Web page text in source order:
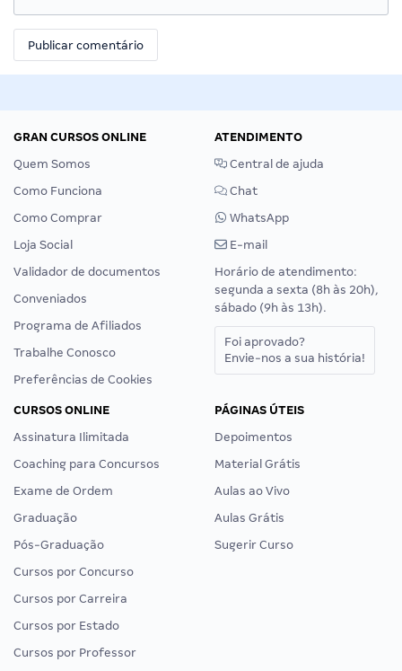
GRAN CURSOS ONLINE
Quem Somos
Como Funciona
Como Comprar
Loja Social
Validador de documentos
Conveniados
Programa de Afiliados
Trabalhe Conosco
Preferências de Cookies
ATENDIMENTO
Central de ajuda
Chat
WhatsApp
E-mail
Horário de atendimento:
segunda a sexta (8h às 20h),
sábado (9h às 13h).
Foi aprovado?
Envie-nos a sua história!
CURSOS ONLINE
Assinatura Ilimitada
Coaching para Concursos
Exame de Ordem
Graduação
Pós-Graduação
Cursos por Concurso
Cursos por Carreira
Cursos por Estado
Cursos por Professor
PÁGINAS ÚTEIS
Depoimentos
Material Grátis
Aulas ao Vivo
Aulas Grátis
Sugerir Curso